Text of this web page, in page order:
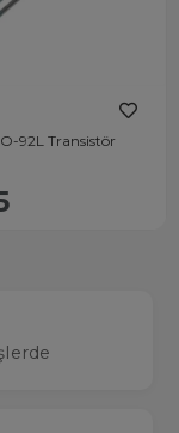
92L Transistör